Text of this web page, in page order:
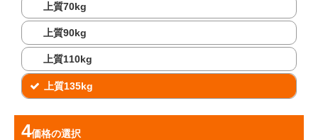
上質70kg
上質90kg
上質110kg
上質135kg
価格の選択